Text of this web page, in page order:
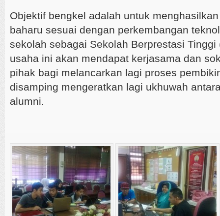
Objektif bengkel adalah untuk
baharu sesuai dengan perkembangan
sekolah sebagai Sekolah Berprestasi Tinggi
usaha ini akan mendapat kerjasama dan
pihak bagi melancarkan lagi proses
disamping mengeratkan lagi ukhuwah
alumni.